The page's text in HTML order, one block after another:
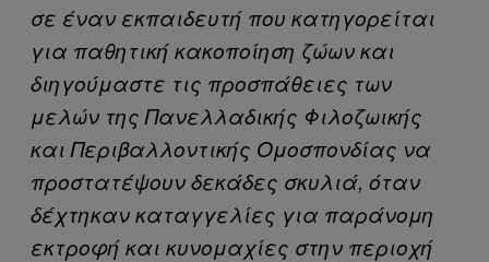
σε έναν εκπαιδευτή που κατηγορείται
για παθητική κακοποίηση ζώων και
διηγούμαστε τις προσπάθειες των
μελών της Πανελλαδικής Φιλοζωικής
και Περιβαλλοντικής Ομοσπονδίας να
προστατέψουν δεκάδες σκυλιά, όταν
δέχτηκαν καταγγελίες για παράνομη
εκτροφή και κυνομαχίες στην περιοχή